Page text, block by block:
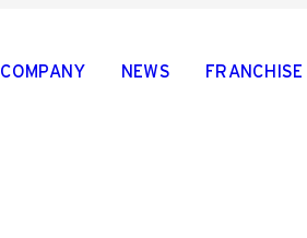
COMPANY NEWS FRANCHISE